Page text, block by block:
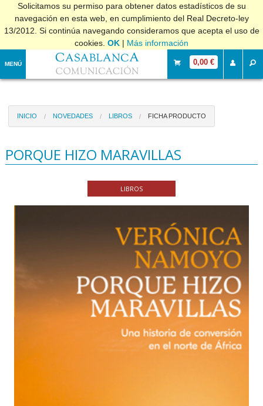
Solicitamos su permiso para obtener datos estadísticos de su
navegación en esta web, en cumplimiento del Real Decreto-ley
13/2012. Si continúa navegando consideramos que acepta el uso de
cookies. OK | Más información
MENÚ 0,00 €
INICIO NOVEDADES LIBROS FICHA PRODUCTO
PORQUE HIZO MARAVILLAS
LIBROS